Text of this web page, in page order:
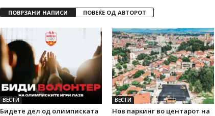
ПОВРЗАНИ НАПИСИ ПОВЕЌЕ ОД АВТОРОТ
ВЕСТИ
Бидете дел од олимписката
ВЕСТИ
Нов паркинг во центарот на